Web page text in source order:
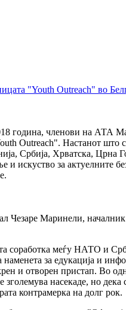
"Youth Outreach" во
година, членови на АТА
Outreach". Настанот што
Србија, Хрватска, Црна
и искуство за актуелните
Чезаре Маринели, началник
соработка меѓу НАТО и
за едукација и
и отворен пристап. Во
зголемува насекаде, но
контрамерка на долг рок.